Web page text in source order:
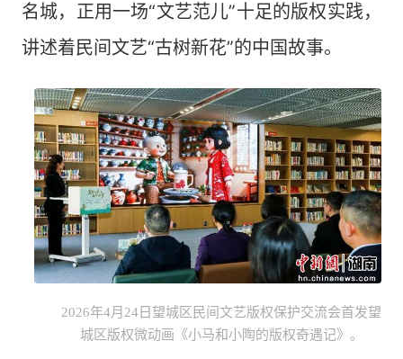
名城，正用一场“文艺范儿”十足的版权实践，
讲述着民间文艺“古树新花”的中国故事。
2026年4月24日望城区民间文艺版权保护交流会首发望
城区版权微动画《小马和小陶的版权奇遇记》。